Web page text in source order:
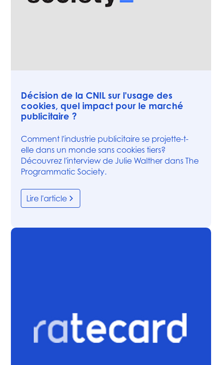
Décision de la CNIL sur l'usage des
cookies, quel impact pour le marché
publicitaire ?
Comment l'industrie publicitaire se projette-t-
elle dans un monde sans cookies tiers?
Découvrez l'interview de Julie Walther dans The
Programmatic Society.
Lire l'article